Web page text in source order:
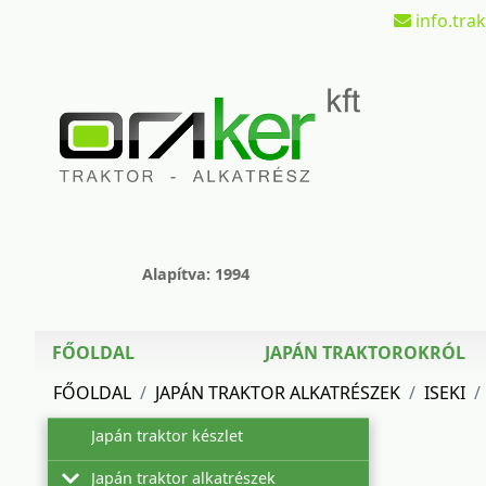
Alapítva: 1994
FŐOLDAL JAPÁN TRAKTOROKRÓL
FŐOLDAL
JAPÁN TRAKTOR ALKATRÉSZEK ISEKI
Japán traktor készlet
Japán traktor alkatrészek